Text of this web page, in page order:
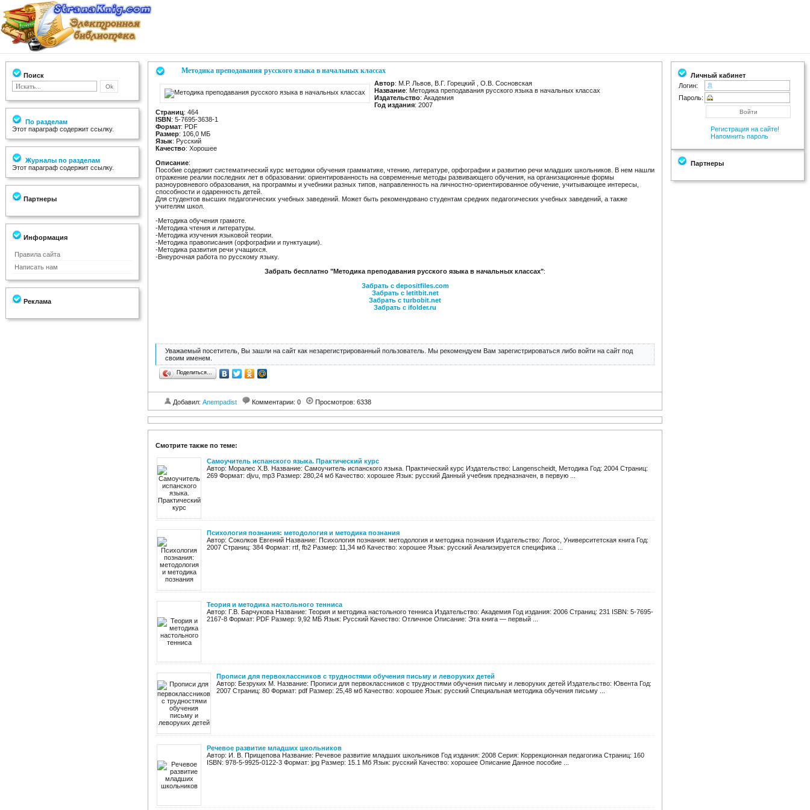
Поиск
По разделам
Этот параграф содержит ссылку.
Журналы по разделам
Этот параграф содержит ссылку.
Партнеры
Информация
Правила сайта
Написать нам
Реклама
Методика преподавания русского языка в начальных классах
Автор: М.Р. Львов, В.Г. Горецкий , О.В. Сосновская
Название: Методика преподавания русского языка в начальных классах
Издательство: Академия
Год издания: 2007
Страниц: 464
ISBN: 5-7695-3638-1
Формат: PDF
Размер: 106,0 МБ
Язык: Русский
Качество: Хорошее
Описание:
Пособие содержит систематический курс методики обучения грамматике, чтению, литературе, орфографии и развитию речи младших школьников. В нем нашли
отражение реалии последних лет в образовании: ориентированность на современные методы развивающего обучения, на организационные формы
разноуровневого образования, на программы и учебники разных типов, направленность на личностно-ориентированное обучение, учитывающее интересы,
способности и одаренность детей.
Для студентов высших педагогических учебных заведений. Может быть рекомендовано студентам средних педагогических учебных заведений, а также
учителям школ.
-Методика обучения грамоте.
-Методика чтения и литературы.
-Методика изучения языковой теории.
-Методика правописания (орфографии и пунктуации).
-Методика развития речи учащихся.
-Внеурочная работа по русскому языку.
Забрать бесплатно "Методика преподавания русского языка в начальных классах":
Забрать с depositfiles.com
Забрать с letitbit.net
Забрать с turbobit.net
Забрать с ifolder.ru
Уважаемый посетитель, Вы зашли на сайт как незарегистрированный пользователь. Мы рекомендуем Вам зарегистрироваться либо войти на сайт под
своим именем.
Поделиться…
Добавил: Anempadist Комментарии: 0 Просмотров: 6338
Смотрите также по теме:
Самоучитель испанского языка. Практический курс
Автор: Моралес Х.В. Название: Самоучитель испанского языка. Практический курс Издательство: Langenscheidt, Методика Год: 2004 Страниц:
269 Формат: djvu, mp3 Размер: 280,24 мб Качество: хорошее Язык: русский Данный учебник предназначен, в первую ...
Психология познания: методология и методика познания
Автор: Соколков Евгений Название: Психология познания: методология и методика познания Издательство: Логос, Университетская книга Год:
2007 Страниц: 384 Формат: rtf, fb2 Размер: 11,34 мб Качество: хорошее Язык: русский Анализируется специфика ...
Теория и методика настольного тенниса
Автор: Г.В. Барчукова Название: Теория и методика настольного тенниса Издательство: Академия Год издания: 2006 Страниц: 231 ISBN: 5-7695-
2167-8 Формат: PDF Размер: 9,92 МБ Язык: Русский Качество: Отличное Описание: Эта книга — первый ...
Прописи для первоклассников с трудностями обучения письму и леворуких детей
Автор: Безруких М. Название: Прописи для первоклассников с трудностями обучения письму и леворуких детей Издательство: Ювента Год:
2007 Страниц: 80 Формат: pdf Размер: 25,48 мб Качество: хорошее Язык: русский Специальная методика обучения письму ...
Речевое развитие младших школьников
Автор: И. В. Прищепова Название: Речевое развитие младших школьников Год издания: 2008 Серия: Коррекционная педагогика Страниц: 160
ISBN: 978-5-9925-0122-3 Формат: jpg Размер: 15.1 Мб Язык: русский Качество: хорошее Описание Данное пособие ...
Личный кабинет
Логин:
Пароль:
Регистрация на сайте!
Напомнить пароль
Партнеры